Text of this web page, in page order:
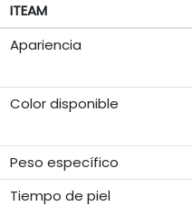
ITEAM
Apariencia
Color disponible
Peso específico
Tiempo de piel